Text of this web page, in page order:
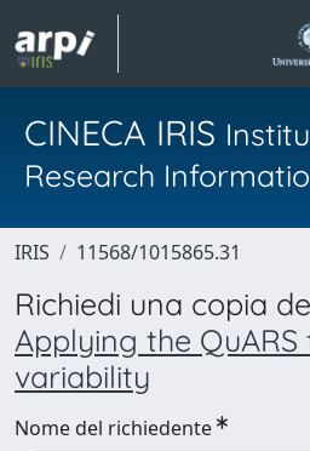
CINECA IRIS
Research
IRIS 11568/1015865.31
Richiedi una copia
Applying the
variability
Nome del richiedente